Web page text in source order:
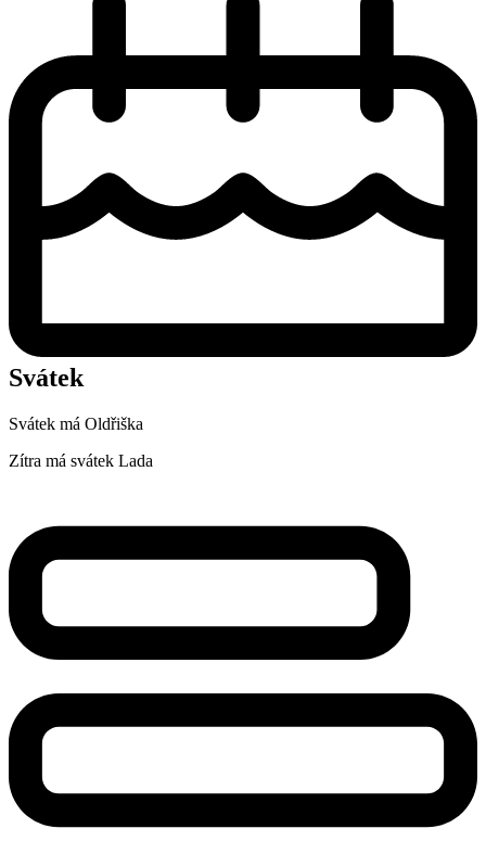
Svátek
Svátek má Oldřiška
Zítra má svátek Lada